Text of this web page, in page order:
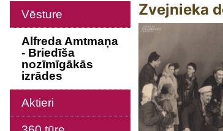
Vēsture
Alfreda Amtmaņa
- Briedīša
nozīmīgākās
izrādes
Aktieri
Zvejnieka